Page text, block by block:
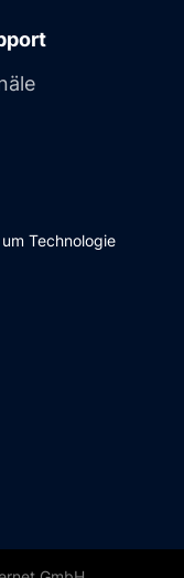
Technologie